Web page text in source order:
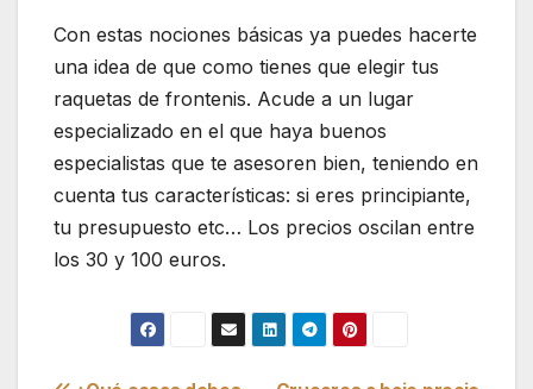
Con estas nociones básicas ya puedes hacerte
una idea de que como tienes que elegir tus
raquetas de frontenis. Acude a un lugar
especializado en el que haya buenos
especialistas que te asesoren bien, teniendo en
cuenta tus características: si eres principiante,
tu presupuesto etc… Los precios oscilan entre
los 30 y 100 euros.